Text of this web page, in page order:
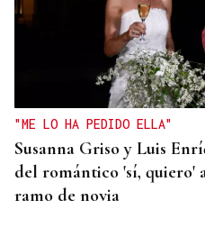
"ME LO HA PEDIDO ELLA"
Susanna Griso y Luis
del romántico 'sí, quiero'
ramo de novia